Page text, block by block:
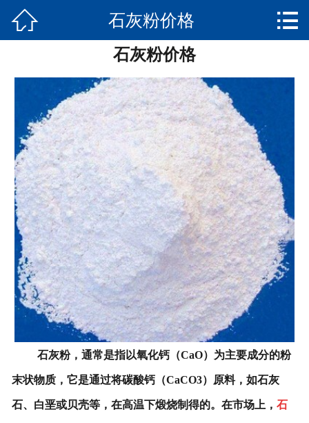
新闻资讯
关于我们
实景展示
荣誉资质
发货实景
联系我们
 石灰粉价格 
石灰粉价格
石灰粉，通常是指以氧化钙（CaO）为主要成分的粉
末状物质，它是通过将碳酸钙（CaCO3）原料，如石灰
石、白垩或贝壳等，在高温下煅烧制得的。在市场上， 石